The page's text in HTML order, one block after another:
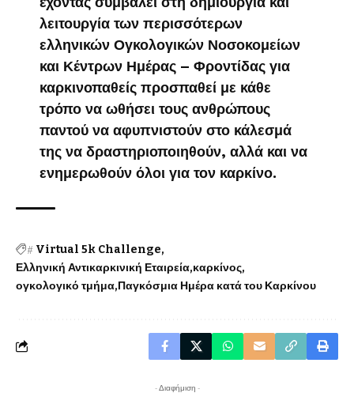
λειτουργία των περισσότερων
ελληνικών Ογκολογικών Νοσοκομείων
και Κέντρων Ημέρας – Φροντίδας για
καρκινοπαθείς προσπαθεί με κάθε
τρόπο να ωθήσει τους ανθρώπους
παντού να αφυπνιστούν στο κάλεσμά
της να δραστηριοποιηθούν, αλλά και να
ενημερωθούν όλοι για τον καρκίνο.
# Virtual 5k Challenge
Ελληνική Αντικαρκινική Εταιρεία καρκίνος
ογκολογικό τμήμα Παγκόσμια Ημέρα κατά του Καρκίνου
- Διαφήμιση -